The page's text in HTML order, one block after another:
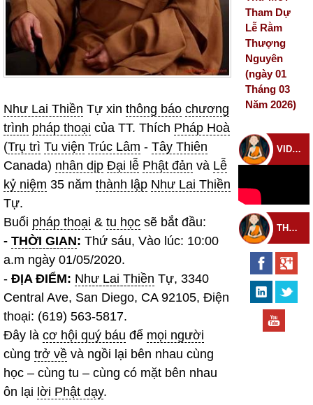
Như Lai Thiền Tự xin thông báo chương
trình pháp thoại của TT. Thích Pháp Hoà
(Trụ trì Tu viện Trúc Lâm - Tây Thiên
Canada) nhân dịp Đại lễ Phật đản và Lễ
kỷ niệm 35 năm thành lập Như Lai Thiền
Tự.
Buổi pháp thoại & tu học sẽ bắt đầu:
- THỜI GIAN: Thứ sáu, Vào lúc: 10:00
a.m ngày 01/05/2020.
- ĐỊA ĐIỂM: Như Lai Thiền Tự, 3340
Central Ave, San Diego, CA 92105, Điện
thoại: (619) 563-5817.
Đây là cơ hội quý báu để mọi người
cùng trở về và ngồi lại bên nhau cùng
học – cùng tu – cùng có mặt bên nhau
ôn lại lời Phật dạy.
Tham Dự
Lễ Rằm
Thượng
Nguyên
(ngày 01
Tháng 03
Năm 2026)
VIDEO CHÙA
THEO DÕI THIỀN TỰ